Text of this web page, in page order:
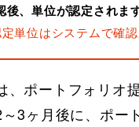
後、単位が認定されます
単位はシステムで確
、ポートフォリオ
3ヶ月後に、ポー